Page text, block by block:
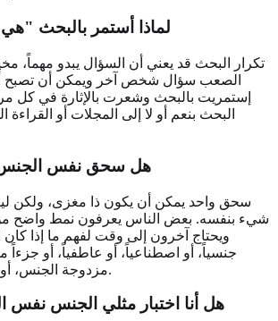
لماذا أستمر بالبحث
تكرار البحث قد يعني أن السؤال يبدو مهماً،
الصعب سؤال شخص آخر ويمكن أن تصبح
إستمريت بالبحث وشعرت بالإثارة في كل
البحث بنعم أو لا إلى المجلات أو القراءة
هل سحق نفس الجنس
سحق واحد يمكن أن يكون ذا مغزى، ولكن
شيء بنفسه. بعض الناس يعرفون نمط واضح من
ويحتاج آخرون إلى وقت لفهم ما إذا كان
جنسياً، أو اصطناعياً، أو عاطفياً، أو
مزدوجة الجنس، أو متصفة، أو متشككة.
هل أنا اختبار مثلي الجنس نفس